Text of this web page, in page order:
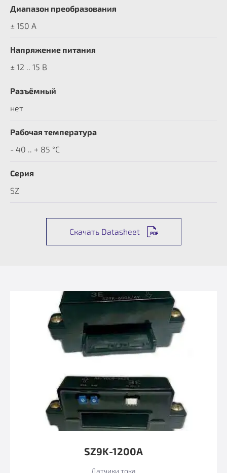
Диапазон преобразования
± 150 A
Напряжение питания
± 12 .. 15 В
Разъёмный
нет
Рабочая температура
- 40 .. + 85 °C
Серия
SZ
Скачать Datasheet
SZ9K-1200А
Датчики тока